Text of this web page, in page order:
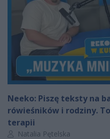
Neeko: Piszę teksty na
rówieśników i rodziny.
terapii
Autor artykułu:
Natalia Pętelska